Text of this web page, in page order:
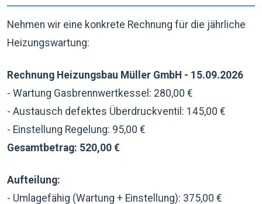
Nehmen wir eine konkrete Rechnung für die jährliche
Heizungswartung:
Rechnung Heizungsbau Müller GmbH - 15.09.2026
- Wartung Gasbrennwertkessel: 280,00 €
- Austausch defektes Überdruckventil: 145,00 €
- Einstellung Regelung: 95,00 €
Gesamtbetrag: 520,00 €
Aufteilung:
- Umlagefähig (Wartung + Einstellung): 375,00 €